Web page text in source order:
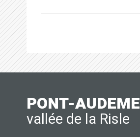
PONT-
vallée de la Risle